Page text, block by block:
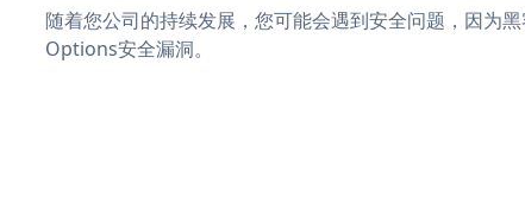
随着您公司的持续发展，您可能会遇到安全问题，因为
Options安全漏洞。